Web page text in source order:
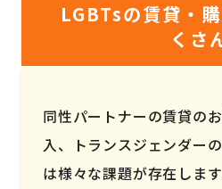
LGBTsの賃貸・
くさ
同性パートナーの賃貸の
入、トランスジェンダー
は様々な課題が存在します